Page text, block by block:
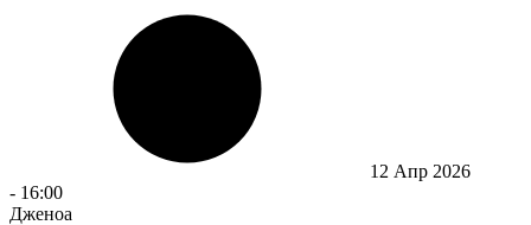
12 Апр 2026
- 16:00
Дженоа